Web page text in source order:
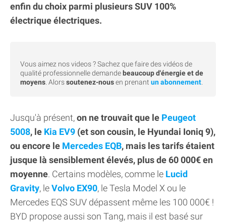
enfin du choix parmi plusieurs SUV 100%
électrique électriques.
Vous aimez nos videos ? Sachez que faire des vidéos de
qualité professionnelle demande beaucoup d'énergie et de
moyens . Alorssoutenez-nousen prenant un abonnement
Jusqu'à présent,on ne trouvait que le Peugeot
5008, le Kia EV9 (et son cousin, le Hyundai Ioniq 9),
ou encore le Mercedes EQB, mais les tarifs étaient
jusque là sensiblement élevés, plus de 60 000€ en
moyenne. Certains modèles, comme le Lucid
Gravity, leVolvo EX90, le Tesla Model X ou le
Mercedes EQS SUV dépassent même les 100 000€ !
BYD propose aussi son Tang, mais il est basé sur